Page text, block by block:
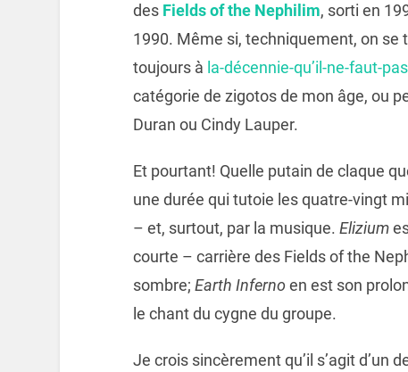
des Fields of the Nephilim, sorti en
1990. Même si, techniquement, on se
toujours à la-décennie-qu’il-ne-faut-
catégorie de zigotos de mon âge, ou
Duran ou Cindy Lauper.
Et pourtant! Quelle putain de claque
une durée qui tutoie les quatre-vingt
– et, surtout, par la musique. Elizium
courte – carrière des Fields of the
sombre; Earth Infernoen est son
le chant du cygne du groupe.
Je crois sincèrement qu’il s’agit d’un